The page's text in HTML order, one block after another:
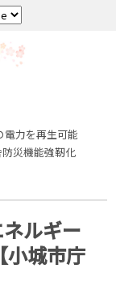
電力を再生可能
機能強靭化
ルギー
市庁